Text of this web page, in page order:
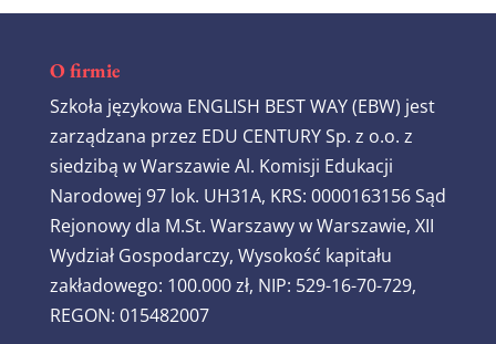
O firmie
Szkoła językowa ENGLISH BEST WAY (EBW) jest
zarządzana przez EDU CENTURY Sp. z o.o. z
siedzibą w Warszawie Al. Komisji Edukacji
Narodowej 97 lok. UH31A, KRS: 0000163156 Sąd
Rejonowy dla M.St. Warszawy w Warszawie, XII
Wydział Gospodarczy, Wysokość kapitału
zakładowego: 100.000 zł, NIP: 529-16-70-729,
REGON: 015482007